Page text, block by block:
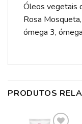
Óleos vegetais
Rosa
ómega 3,
PRODUTOS